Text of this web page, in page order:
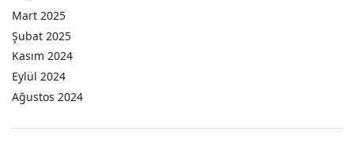
Mart 2025
Şubat 2025
Kasım 2024
Eylül 2024
Ağustos 2024